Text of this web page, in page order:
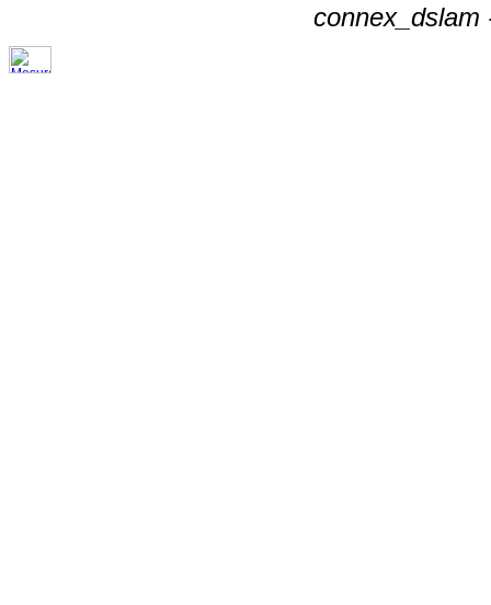
connex_dslam